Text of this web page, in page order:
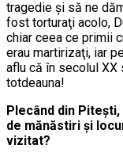
tragedie şi să ne
fost torturaţi acolo,
chiar ceea ce primii
erau martirizaţi, iar
aflu că în secolul
totdeauna!
Plecând din
de mănăstiri şi
vizitat?